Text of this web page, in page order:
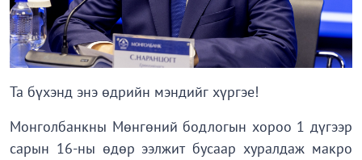
Та бүхэнд энэ өдрийн мэндийг хүргэе!
Монголбанкны Мөнгөний бодлогын хороо 1 дүгээр
сарын 16-ны өдөр ээлжит бусаар хуралдаж макро